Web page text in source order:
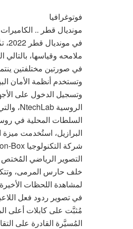
فوتوغرافيا
مونديال قطر ..
ملامحه وقياسها،
في صورتين مختلفتين
وتستخدم أنظمة الأمان
وتسجيل الدخول على
شركة التكنولوجيا Vision-Box نظام المراقبة بالفيديو في ملعب “كاستيلاو”.
التصوير الرياضي المُختص
خلف حارس المرمى،
لمشاهدة اللحظات
في تصوير ردود فعل
مُثبَّت على كابلات أعلى
المُسيَّرة القادرة على